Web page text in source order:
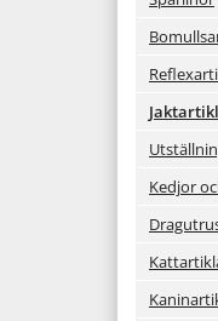
Kedjor